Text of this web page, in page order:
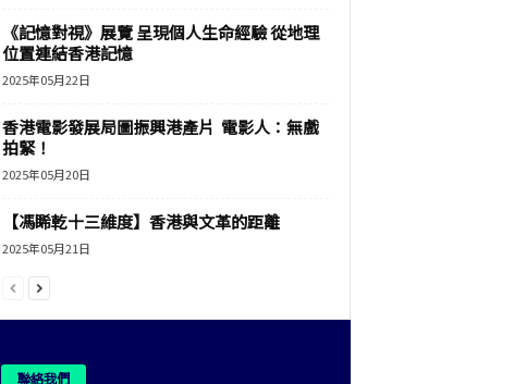
《記憶對視》展覽 呈現個人生命經驗 從地理
位置連結香港記憶
2025年05月22日
香港電影發展局圖振興港產片 電影人：無戲
拍緊！
2025年05月20日
【馮睎乾十三維度】香港與文革的距離
2025年05月21日
聯絡我們